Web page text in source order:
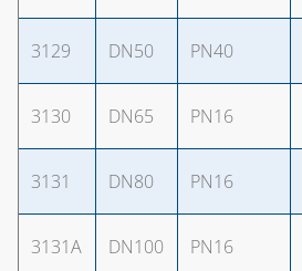
3129 DN50 PN40
3130 DN65 PN16
3131 DN80 PN16
3131A DN100 PN16